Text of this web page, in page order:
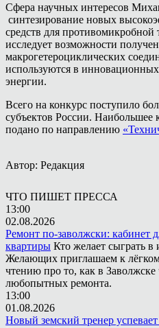
Сфера научных интересов
синтезирование новых
средств для
исследует возможности
макрогетероциклических
используются в
энергии.
Всего на конкурс поступило
субъектов России. Наибольшее
подано по направлению
Автор: Редакция
ЧТО ПИШЕТ ПРЕССА
13:00
02.08.2026
Ремонт по-заволжски: кабинет
квартиры Кто желает сыграть в
Желающих приглашаем к
чтению про то, как в Заволжске
любопытных ремонта.
13:00
01.08.2026
Новый земский тренер